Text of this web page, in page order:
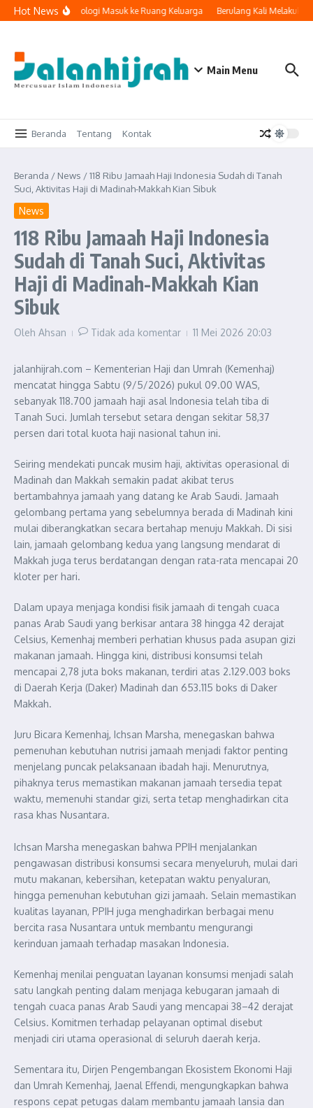
Lewati ke konten
Hot News
Ketika Teknologi Masuk ke Ruang Keluarga Berulang Kali
Main Menu
Beranda Tentang Kontak
Beranda / News /118 Ribu Jamaah Haji Indonesia Sudah di Tanah
Suci, Aktivitas Haji di Madinah-Makkah Kian Sibuk
News
118 Ribu Jamaah Haji Indonesia
Sudah di Tanah Suci, Aktivitas
Haji di Madinah-Makkah Kian
Sibuk
Oleh Ahsan Tidak ada komentar 11 Mei 2026 20:03
jalanhijrah.com – Kementerian Haji dan Umrah (Kemenhaj)
mencatat hingga Sabtu (9/5/2026) pukul 09.00 WAS,
sebanyak 118.700 jamaah haji asal Indonesia telah tiba di
Tanah Suci. Jumlah tersebut setara dengan sekitar 58,37
persen dari total kuota haji nasional tahun ini.
Seiring mendekati puncak musim haji, aktivitas operasional di
Madinah dan Makkah semakin padat akibat terus
bertambahnya jamaah yang datang ke Arab Saudi. Jamaah
gelombang pertama yang sebelumnya berada di Madinah kini
mulai diberangkatkan secara bertahap menuju Makkah. Di sisi
lain, jamaah gelombang kedua yang langsung mendarat di
Makkah juga terus berdatangan dengan rata-rata mencapai 20
kloter per hari.
Dalam upaya menjaga kondisi fisik jamaah di tengah cuaca
panas Arab Saudi yang berkisar antara 38 hingga 42 derajat
Celsius, Kemenhaj memberi perhatian khusus pada asupan gizi
makanan jamaah. Hingga kini, distribusi konsumsi telah
mencapai 2,78 juta boks makanan, terdiri atas 2.129.003 boks
di Daerah Kerja (Daker) Madinah dan 653.115 boks di Daker
Makkah.
Juru Bicara Kemenhaj, Ichsan Marsha, menegaskan bahwa
pemenuhan kebutuhan nutrisi jamaah menjadi faktor penting
menjelang puncak pelaksanaan ibadah haji. Menurutnya,
pihaknya terus memastikan makanan jamaah tersedia tepat
waktu, memenuhi standar gizi, serta tetap menghadirkan cita
rasa khas Nusantara.
Ichsan Marsha menegaskan bahwa PPIH menjalankan
pengawasan distribusi konsumsi secara menyeluruh, mulai dari
mutu makanan, kebersihan, ketepatan waktu penyaluran,
hingga pemenuhan kebutuhan gizi jamaah. Selain memastikan
kualitas layanan, PPIH juga menghadirkan berbagai menu
bercita rasa Nusantara untuk membantu mengurangi
kerinduan jamaah terhadap masakan Indonesia.
Kemenhaj menilai penguatan layanan konsumsi menjadi salah
satu langkah penting dalam menjaga kebugaran jamaah di
tengah cuaca panas Arab Saudi yang mencapai 38–42 derajat
Celsius. Komitmen terhadap pelayanan optimal disebut
menjadi ciri utama operasional di seluruh daerah kerja.
Sementara itu, Dirjen Pengembangan Ekosistem Ekonomi Haji
dan Umrah Kemenhaj, Jaenal Effendi, mengungkapkan bahwa
respons cepat petugas dalam membantu jamaah lansia dan